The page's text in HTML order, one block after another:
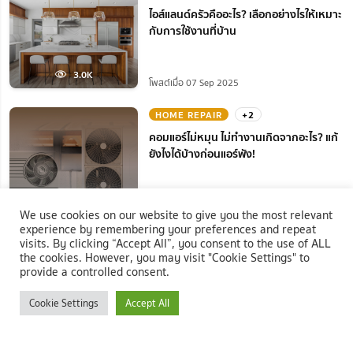
3.0K
ไอส์แลนด์ครัวคืออะไร? เลือกอย่างไรให้เหมาะ
กับการใช้งานที่บ้าน
โพสต์เมื่อ 07 Sep 2025
HOME REPAIR +2
คอมแอร์ไม่หมุน ไม่ทํางานเกิดจากอะไร? แก้
ยังไงได้บ้างก่อนแอร์พัง!
แท็กยอดนิยม
#หญ้าเทียม
#บริษัท เคทีเอ็ม ลิฟวิ่งมอลล์ จำกัด
We use cookies on our website to give you the most relevant
experience by remembering your preferences and repeat
visits. By clicking “Accept All”, you consent to the use of ALL
the cookies. However, you may visit "Cookie Settings" to
provide a controlled consent.
Cookie Settings Accept All